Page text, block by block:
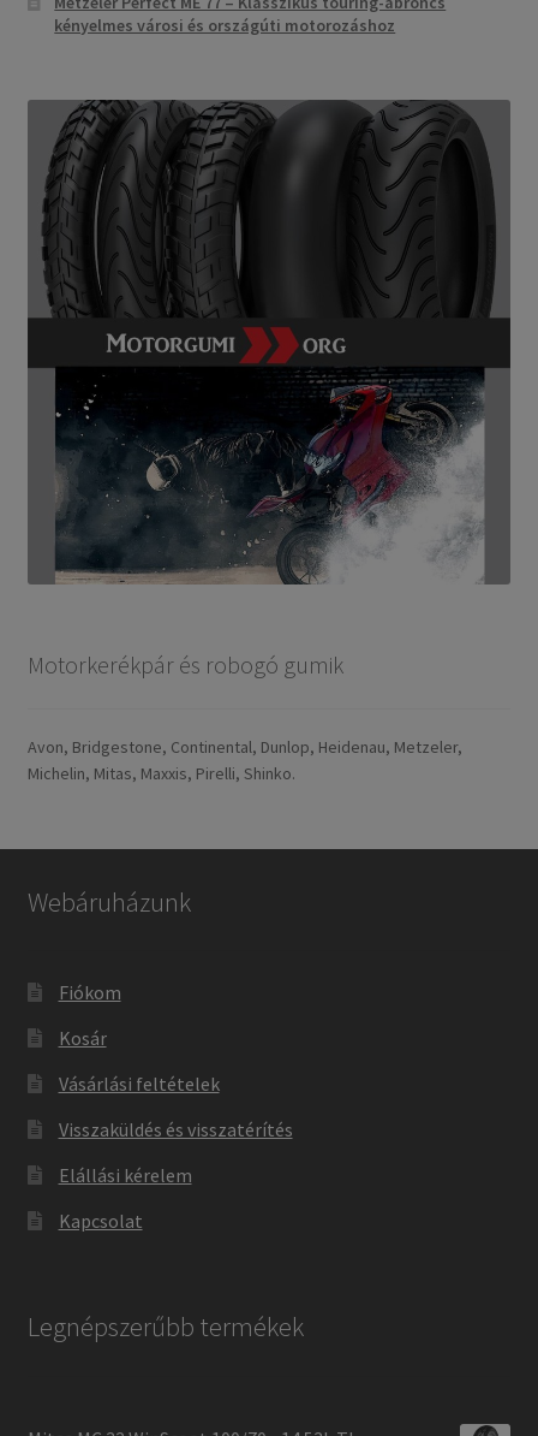
kényelmes városi és országúti motorozáshoz
Motorkerékpár és robogó gumik
Avon, Bridgestone, Continental, Dunlop, Heidenau, Metzeler,
Michelin, Mitas, Maxxis, Pirelli, Shinko.
Webáruházunk
Fiókom
Kosár
Vásárlási feltételek
Visszaküldés és visszatérítés
Elállási kérelem
Kapcsolat
Legnépszerűbb termékek